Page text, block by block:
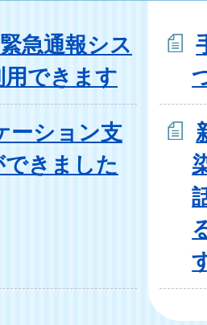
急通報シス
できます
ーション支
きました